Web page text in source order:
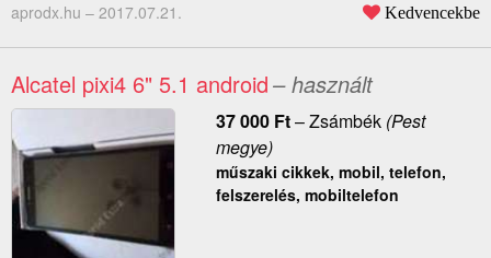
aprodx.hu – 2017.07.21. Kedvencekbe
Alcatel pixi4 6" 5.1 android– használt
37 000 Ft–Zsámbék(Pest
megye)
műszaki cikkek, mobil, telefon,
felszerelés, mobiltelefon